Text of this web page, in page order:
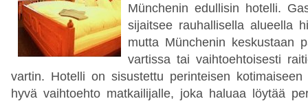
Münchenin edullisin hotelli.
sijaitsee rauhallisella alueella
mutta Münchenin keskustaan
vartissa tai vaihtoehtoisesti
vartin. Hotelli on sisustettu perinteisen
hyvä vaihtoehto matkailijalle, joka haluaa löytää